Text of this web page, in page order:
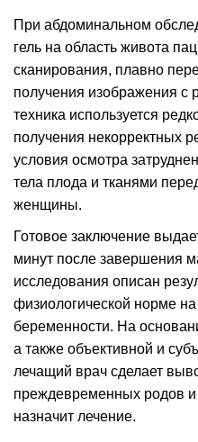
При абдоминальном
гель на область живота
сканирования, плавно
получения изображения с
техника используется
получения некорректных
условия осмотра
тела плода и тканями
женщины.
Готовое заключение
минут после завершения
исследования описан
физиологической норме
беременности. На
а также объективной и
лечащий врач сделает
преждевременных родов
назначит лечение.